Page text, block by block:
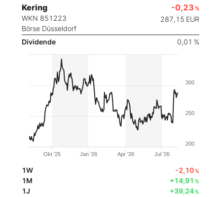
Kering
WKN 851223
Börse Düsseldorf
-0,23 %
287,15 EUR
Dividende 0,01 %
Okt '25 Jan '26 Apr '26 Jul '26
200
250
300
1W -2,10%
1M +14,91 %
1J +39,24%